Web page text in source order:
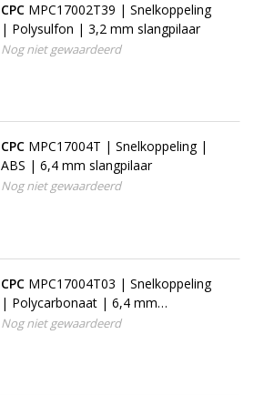
CPC MPC17002T39 | Snelkoppeling
| Polysulfon | 3,2 mm slangpilaar
Nog niet gewaardeerd
CPC MPC17004T | Snelkoppeling |
ABS | 6,4 mm slangpilaar
Nog niet gewaardeerd
CPC MPC17004T03 | Snelkoppeling
| Polycarbonaat | 6,4 mm
slangpilaar
Nog niet gewaardeerd